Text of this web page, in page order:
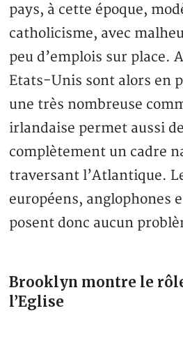
pays, à cette époque,
catholicisme, avec
peu d’emplois sur place.
Etats-Unis sont alors en
une très nombreuse
irlandaise permet aussi
complètement un cadre
traversant l’Atlantique.
européens, anglophones
posent donc aucun
Brooklyn montre le
l’Eglise